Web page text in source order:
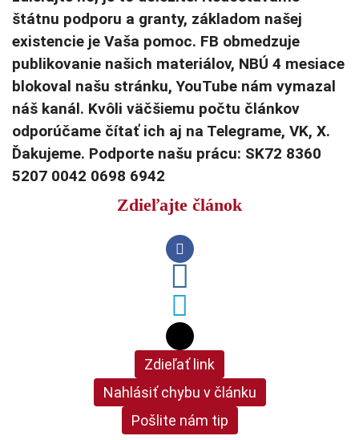
štátnu podporu a granty, základom našej
existencie je Vaša pomoc. FB obmedzuje
publikovanie našich materiálov, NBÚ 4 mesiace
blokoval našu stránku, YouTube nám vymazal
náš kanál. Kvôli väčšiemu počtu článkov
odporúčame čítať ich aj na Telegrame, VK, X.
Ďakujeme. Podporte našu prácu: SK72 8360
5207 0042 0698 6942
Zdieľajte článok
Zdieľať link
Nahlásiť chybu v článku
Pošlite nám tip